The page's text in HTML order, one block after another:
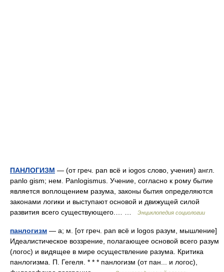
ПАНЛОГИЗМ — (от греч. pan всё и iogos слово, учения) англ.
panlo gism; нем. Panlogismus. Учение, согласно к рому бытие
является воплощением разума, законы бытия определяются
законами логики и выступают основой и движущей силой
развития всего существующего.… …
Энциклопедия социологии
панлогизм — а; м. [от греч. pan всё и logos разум, мышление]
Идеалистическое воззрение, полагающее основой всего разум
(логос) и видящее в мире осуществление разума. Критика
панлогизма. П. Гегеля. * * * панлогизм (от пан... и логос),